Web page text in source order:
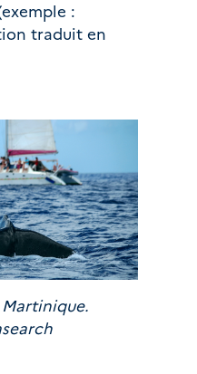
:
traduit en